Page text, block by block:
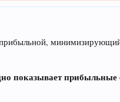
прибыльной,
показывает